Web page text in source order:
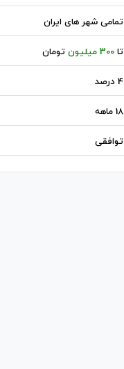
تمامی شهر های ایران
تا300 میلیون تومان
4 درصد
18 ماهه
توافقی